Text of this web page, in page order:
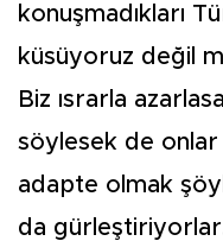
konuşmadıkları
küsüyoruz değil
Biz ısrarla
söylesek de onlar
adapte olmak
da